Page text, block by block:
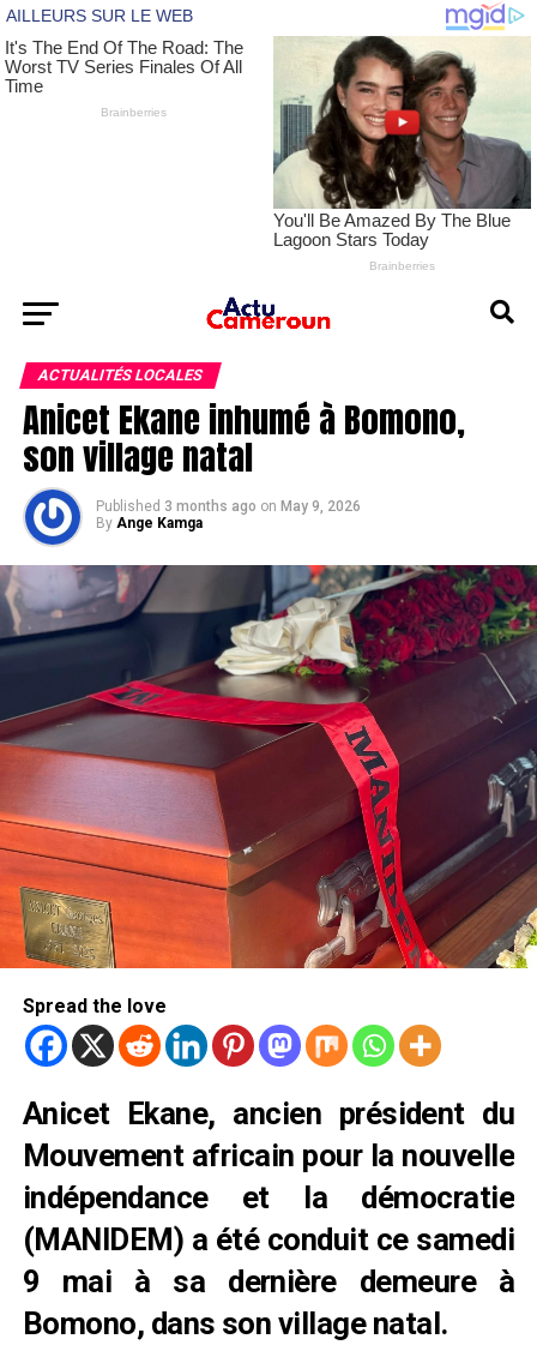
ACTUALITÉS LOCALES
Anicet Ekane inhumé à Bomono,
son village natal
Published 3 months ago on May 9, 2026
By Ange Kamga
Spread the love
Anicet Ekane, ancien président du
Mouvement africain pour la nouvelle
indépendance et la démocratie
(MANIDEM) a été conduit ce samedi
9 mai à sa dernière demeure à
Bomono, dans son village natal.